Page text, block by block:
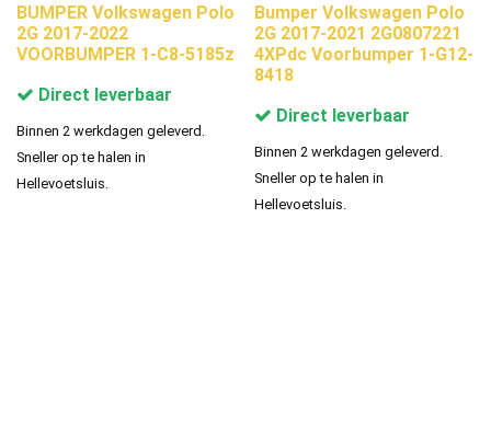
BUMPER Volkswagen Polo
2G 2017-2022
VOORBUMPER 1-C8-5185z
Direct leverbaar
Binnen 2 werkdagen geleverd.
Sneller op te halen in
Hellevoetsluis.
Bumper Volkswagen Polo
2G 2017-2021 2G0807221
4XPdc Voorbumper 1-G12-
8418
Direct leverbaar
Binnen 2 werkdagen geleverd.
Sneller op te halen in
Hellevoetsluis.